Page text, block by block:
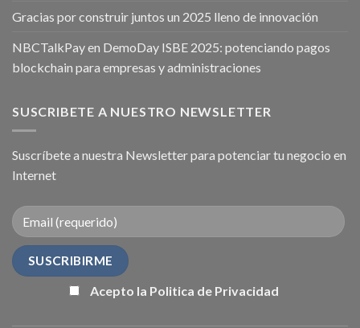
Gracias por construir juntos un 2025 lleno de innovación
NBCTalkPay en DemoDay ISBE 2025: potenciando pagos
blockchain para empresas y administraciones
SUSCRIBETE A NUESTRO NEWSLETTER
Suscríbete a nuestra Newsletter para potenciar tu negocio en
Internet
Acepto la Politica de Privacidad